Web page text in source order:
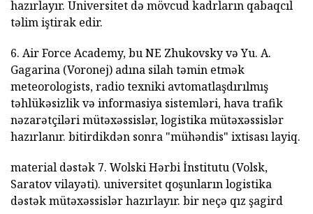
hazırlayır. Universitet də mövcud kadrların qabaqcıl
təlim iştirak edir.
6. Air Force Academy, bu NE Zhukovsky və Yu. A.
Gagarina (Voronej) adına silah təmin etmək
meteorologists, radio texniki avtomatlaşdırılmış
təhlükəsizlik və informasiya sistemləri, hava trafik
nəzarətçiləri mütəxəssislər, logistika mütəxəssislər
hazırlanır. bitirdikdən sonra "mühəndis" ixtisası layiq.
material dəstək 7. Wolski Hərbi İnstitutu (Volsk,
Saratov vilayəti). universitet qoşunların logistika
dəstək mütəxəssislər hazırlayır. bir neçə qız şagird